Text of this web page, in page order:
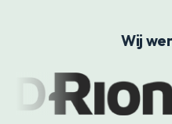
Wij